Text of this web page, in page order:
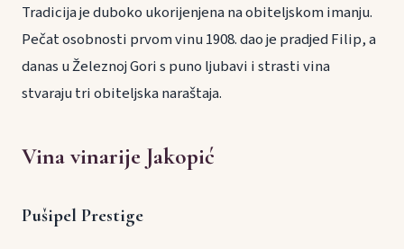
Tradicija je duboko ukorijenjena na obiteljskom imanju.
Pečat osobnosti prvom vinu 1908. dao je pradjed Filip, a
danas u Železnoj Gori s puno ljubavi i strasti vina
stvaraju tri obiteljska naraštaja.
Vina vinarije Jakopić
Pušipel Prestige